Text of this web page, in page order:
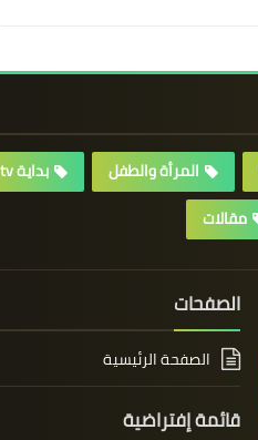
المرأة والطفل بداية tv
مقالات
الصفحات
الصفحة الرئيسية
قائمة إفتراضية